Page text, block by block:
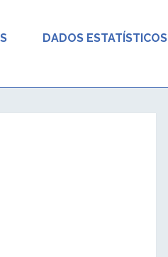
DADOS ESTATÍSTICOS